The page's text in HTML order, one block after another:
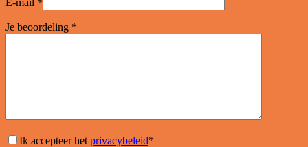
Je beoordeling *
Ik accepteer het privacybeleid*